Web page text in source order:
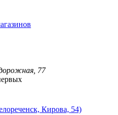
77
Кирова, 54)